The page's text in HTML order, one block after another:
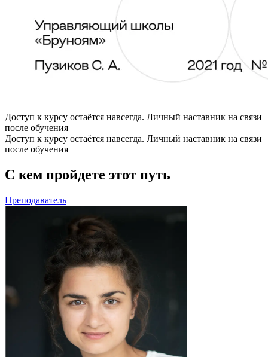
Доступ к курсу остаётся навсегда. Личный наставник на связи
после обучения
Доступ к курсу остаётся навсегда. Личный наставник на связи
после обучения
С кем пройдете этот путь
Преподаватель